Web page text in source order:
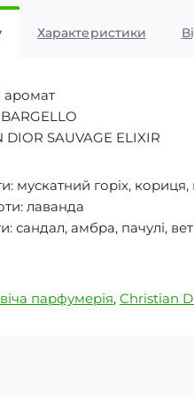
Характеристики
аромат
DIOR SAUVAGE ELIXIR
мускатний горіх,
лаванда
сандал, амбра, пачулі,
парфумерія, Christian